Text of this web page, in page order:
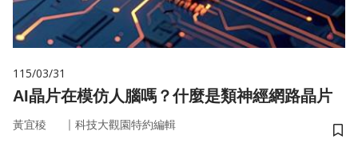
115/03/31
AI晶片在模仿人腦嗎？什麼是類神經網路晶片
黃宜稜 ｜ 科技大觀園特約編輯
儲